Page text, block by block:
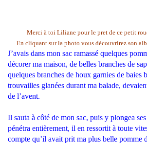
Merci à toi Liliane pour le pret de ce petit
En cliquant sur la photo vous découvrirez son
J’avais dans mon sac ramassé quelques
décorer ma maison, de belles branches de
quelques branches de houx garnies de baies
trouvailles glanées durant ma balade,
de l’avent.
Il sauta à côté de mon sac, puis y plongea
pénétra entièrement, il en ressortit à toute
compte qu’il avait prit ma plus belle pomme